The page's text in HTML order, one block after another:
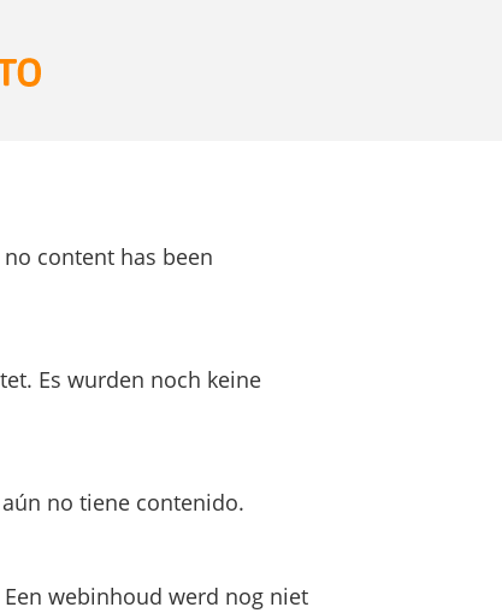
content has been
Es wurden noch keine
no tiene contenido.
webinhoud werd nog niet